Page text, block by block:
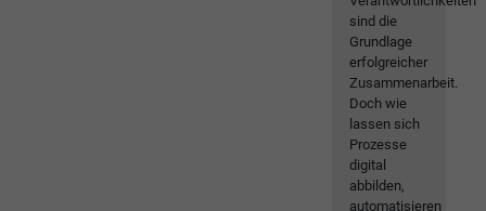
sind die
Grundlage
erfolgreicher
Zusammenarbeit.
Doch wie
lassen sich
Prozesse
digital
abbilden,
automatisieren